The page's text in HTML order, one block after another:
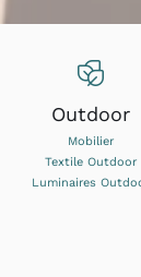
Outdoor
Mobilier
Textile Outdoor
Luminaires